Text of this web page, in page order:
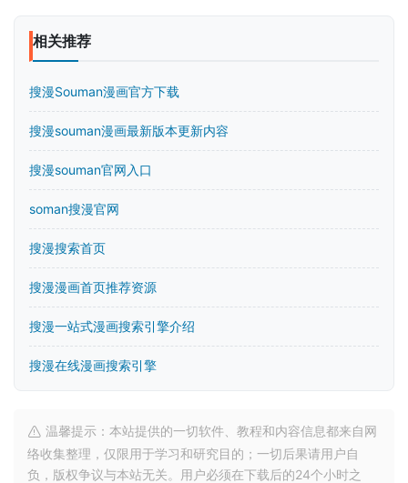
相关推荐
搜漫Souman漫画官方下载
搜漫souman漫画最新版本更新内容
搜漫souman官网入口
soman搜漫官网
搜漫搜索首页
搜漫漫画首页推荐资源
搜漫一站式漫画搜索引擎介绍
搜漫在线漫画搜索引擎
温馨提示：本站提供的一切软件、教程和内容信息都来自网
络收集整理，仅限用于学习和研究目的；一切后果请用户自
负，版权争议与本站无关。用户必须在下载后的24个小时之